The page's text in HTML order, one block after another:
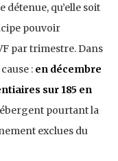
qu’elle soit
pouvoir
par trimestre. Dans
: en décembre
sur 185 en
pourtant la
exclues du